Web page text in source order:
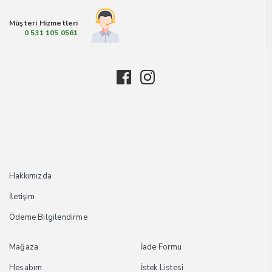
Müşteri Hizmetleri
0 531 105 0561
Hakkımızda
İletişim
Ödeme Bilgilendirme
Mağaza
Hesabım
İade Formu
İstek Listesi